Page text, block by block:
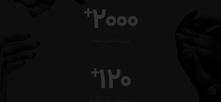
2000
+
120
+